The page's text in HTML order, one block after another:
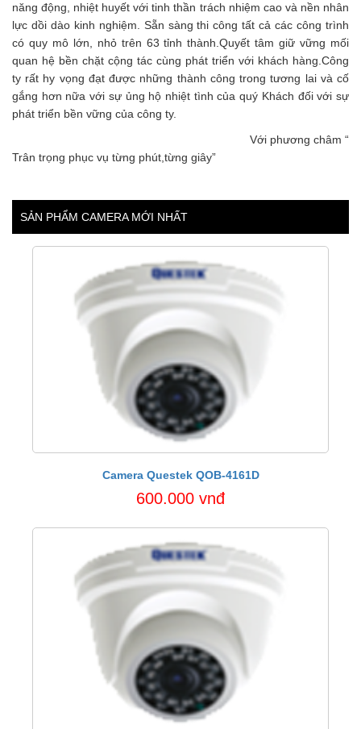
năng động, nhiệt huyết với tinh thần trách nhiệm cao và nền nhân
lực dồi dào kinh nghiệm. Sẵn sàng thi công tất cả các công trình
có quy mô lớn, nhỏ trên 63 tỉnh thành.Quyết tâm giữ vững mối
quan hệ bền chặt cộng tác cùng phát triển với khách hàng.Công
ty rất hy vọng đạt được những thành công trong tương lai và cố
gắng hơn nữa với sự ủng hộ nhiệt tình của quý Khách đối với sự
phát triển bền vững của công ty.
Với phương châm “
Trân trọng phục vụ từng phút,từng giây”
SẢN PHẨM CAMERA MỚI NHẤT
Camera Questek QOB-4161D
600.000 vnđ